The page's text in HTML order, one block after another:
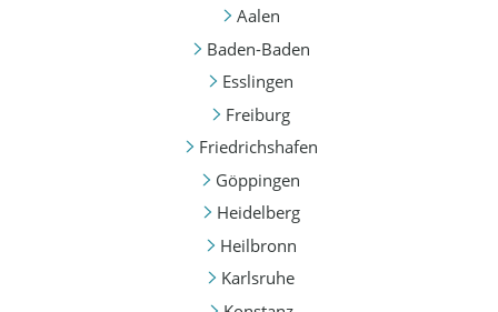
Aalen
Baden-Baden
Esslingen
Freiburg
Friedrichshafen
Göppingen
Heidelberg
Heilbronn
Karlsruhe